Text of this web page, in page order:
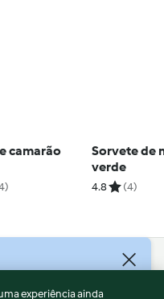
camarão
Sorvete de
verde
4.8 (4)
experiência ainda